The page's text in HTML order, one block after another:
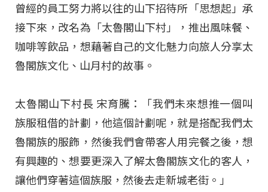
曾經的員工努力將以往的山下招待所「思想起」承
接下來，改名為「太魯閣山下村」，推出風味餐、
咖啡等飲品，想藉著自己的文化魅力向旅人分享太
魯閣族文化、山月村的故事。
太魯閣山下村長 宋育騰：「我們未來想推一個叫
族服租借的計劃，他這個計劃呢，就是搭配我們太
魯閣族的服飾，然後我們會帶客人用完餐之後，想
有興趣的、想要更深入了解太魯閣族文化的客人，
讓他們穿著這個族服，然後去走新城老街。」